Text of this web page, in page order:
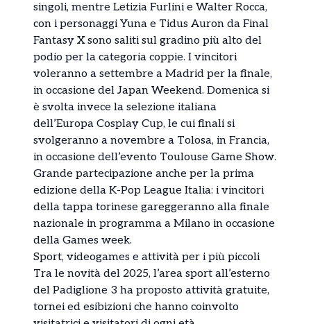
singoli, mentre Letizia Furlini e Walter Rocca,
con i personaggi Yuna e Tidus Auron da Final
Fantasy X sono saliti sul gradino più alto del
podio per la categoria coppie. I vincitori
voleranno a settembre a Madrid per la finale,
in occasione del Japan Weekend. Domenica si
è svolta invece la selezione italiana
dell’Europa Cosplay Cup, le cui finali si
svolgeranno a novembre a Tolosa, in Francia,
in occasione dell’evento Toulouse Game Show.
Grande partecipazione anche per la prima
edizione della K-Pop League Italia: i vincitori
della tappa torinese gareggeranno alla finale
nazionale in programma a Milano in occasione
della Games week.
Sport, videogames e attività per i più piccoli
Tra le novità del 2025, l’area sport all’esterno
del Padiglione 3 ha proposto attività gratuite,
tornei ed esibizioni che hanno coinvolto